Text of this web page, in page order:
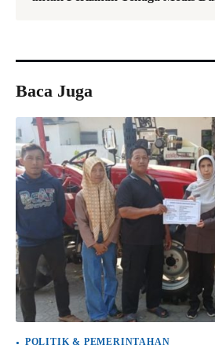
Baca Juga
POLITIK & PEMERINTAHAN